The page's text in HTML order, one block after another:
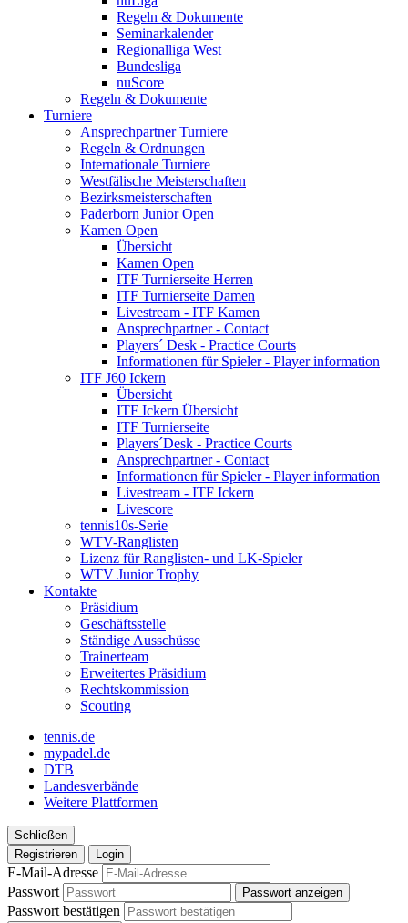
Regeln & Dokumente
Seminarkalender
Regionalliga West
Bundesliga
nuScore
Regeln & Dokumente
Turniere
Ansprechpartner Turniere
Regeln & Ordnungen
Internationale Turniere
Westfälische Meisterschaften
Bezirksmeisterschaften
Paderborn Junior Open
Kamen Open
Übersicht
Kamen Open
ITF Turnierseite Herren
ITF Turnierseite Damen
Livestream - ITF Kamen
Ansprechpartner - Contact
Players´ Desk - Practice Courts
Informationen für Spieler - Player information
ITF J60 Ickern
Übersicht
ITF Ickern Übersicht
ITF Turnierseite
Players´Desk - Practice Courts
Ansprechpartner - Contact
Informationen für Spieler - Player information
Livestream - ITF Ickern
Livescore
tennis10s-Serie
WTV-Ranglisten
Lizenz für Ranglisten- und LK-Spieler
WTV Junior Trophy
Kontakte
Präsidium
Geschäftsstelle
Ständige Ausschüsse
Trainerteam
Erweitertes Präsidium
Rechtskommission
Scouting
tennis.de
mypadel.de
DTB
Landesverbände
Weitere Plattformen
Schließen
Registrieren
Login
E-Mail-Adresse
Passwort
Passwort anzeigen
Passwort bestätigen